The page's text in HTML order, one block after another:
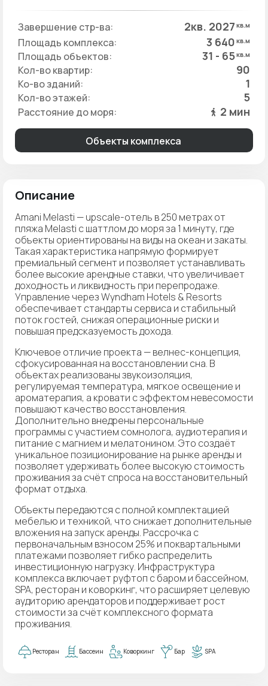
Описание
Amani Melasti — upscale-отель в 250 метрах от
пляжа Melasti с шаттлом до моря за 1 минуту, где
объекты ориентированы на виды на океан и закаты.
Такая характеристика напрямую формирует
премиальный сегмент и позволяет устанавливать
более высокие арендные ставки, что увеличивает
доходность и ликвидность при перепродаже.
Управление через Wyndham Hotels & Resorts
обеспечивает стандарты сервиса и стабильный
поток гостей, снижая операционные риски и
повышая предсказуемость дохода.
Ключевое отличие проекта — велнес-концепция,
сфокусированная на восстановлении сна. В
объектах реализованы звукоизоляция,
регулируемая температура, мягкое освещение и
ароматерапия, а кровати с эффектом невесомости
повышают качество восстановления.
Дополнительно внедрены персональные
программы с участием сомнолога, аудиотерапия и
питание с магнием и мелатонином. Это создаёт
уникальное позиционирование на рынке аренды и
позволяет удерживать более высокую стоимость
проживания за счёт спроса на восстановительный
формат отдыха.
Объекты передаются с полной комплектацией
мебелью и техникой, что снижает дополнительные
вложения на запуск аренды. Рассрочка с
первоначальным взносом 25% и поквартальными
платежами позволяет гибко распределить
инвестиционную нагрузку. Инфраструктура
комплекса включает руфтоп с баром и бассейном,
SPA, ресторан и коворкинг, что расширяет целевую
аудиторию арендаторов и поддерживает рост
стоимости за счёт комплексного формата
проживания.
Ресторан Бассеин Коворкинг Бар SPA
Завершение стр-ва: 2кв. 2027 кв.м
Площадь комплекса: 3 640 кв.м
Площадь объектов: 31 - 65кв.м
Кол-во квартир: 90
Ко-во зданий: 1
Кол-во этажей: 5
Расстояние до моря: 2 мин
Объекты комплекса